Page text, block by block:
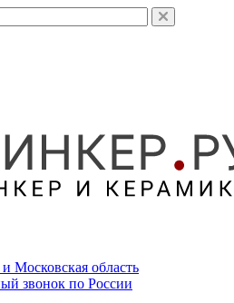
Московская область
звонок по России